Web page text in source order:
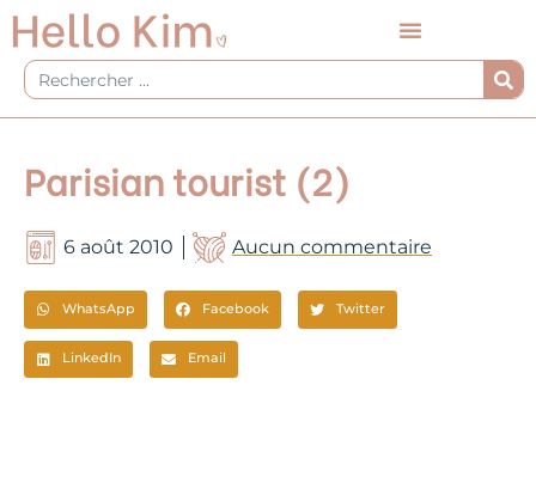
Aller
au
contenu
Rechercher
Parisian tourist (2)
6 août 2010 Aucun commentaire
WhatsApp Facebook Twitter
LinkedIn Email